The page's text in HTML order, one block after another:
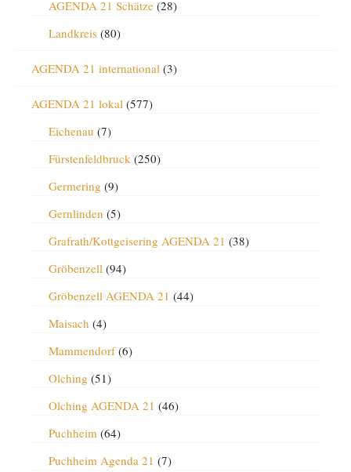
AGENDA 21 Schätze(28)
Landkreis(80)
AGENDA 21 international(3)
AGENDA 21 lokal(577)
Eichenau (7)
Fürstenfeldbruck(250)
Germering (9)
Gernlinden (5)
Grafrath/Kottgeisering AGENDA 21 (38)
Gröbenzell(94)
Gröbenzell AGENDA 21 (44)
Maisach (4)
Mammendorf(6)
Olching (51)
Olching AGENDA 21 (46)
Puchheim(64)
Puchheim Agenda 21 (7)